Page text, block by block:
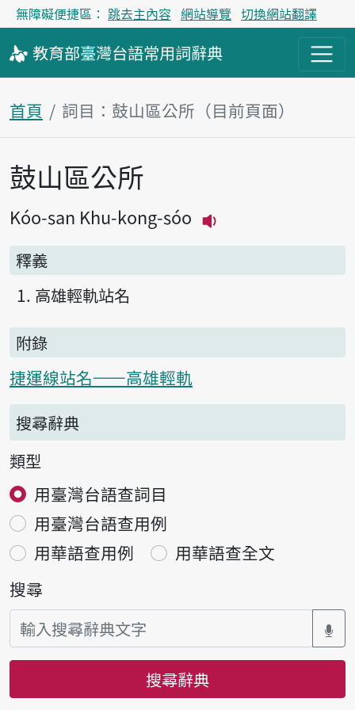
無障礙便捷區： 跳去主內容 網站導覽 切換網站翻譯
教育部臺灣台語常用詞辭典
首頁 詞目：鼓山區公所（目前頁面）
主內容區塊
鼓山區公所
Kóo-san Khu-kong-sóo
釋義
高雄輕軌站名
附錄
捷運線站名——高雄輕軌
搜尋辭典
類型
用臺灣台語查詞目
用臺灣台語查用例
用華語查用例
用華語查全文
搜尋
搜尋辭典